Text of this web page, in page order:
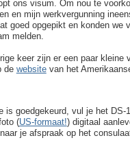
ons visum. Om nou te
en mijn werkvergunning
goed opgepikt en konden
melden.
keer zijn er een paar
de websitevan het
is goedgekeurd, vul je het
(US-formaat!) digitaal
je afspraak op het